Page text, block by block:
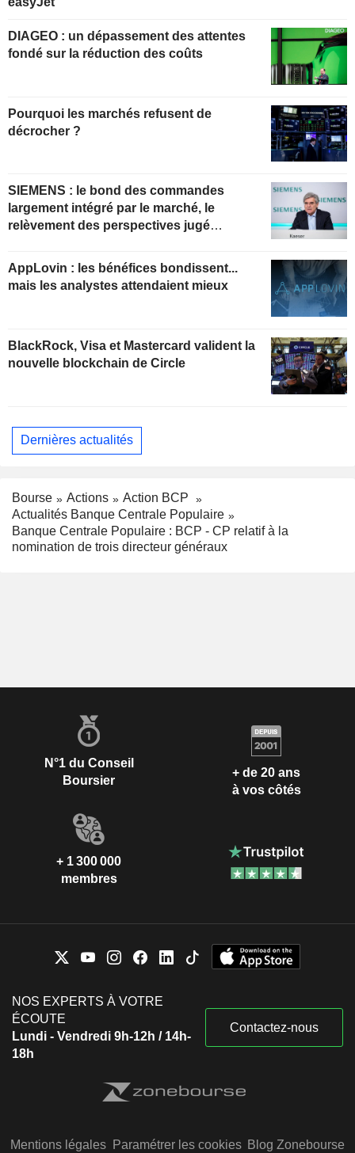
DIAGEO : un dépassement des attentes
fondé sur la réduction des coûts
Pourquoi les marchés refusent de
décrocher ?
SIEMENS : le bond des commandes
largement intégré par le marché, le
relèvement des perspectives jugé
actuelles
AppLovin : les bénéfices bondissent...
mais les analystes attendaient mieux
BlackRock, Visa et Mastercard valident la
nouvelle blockchain de Circle
Dernières actualités
Bourse Actions
Action BCP
Actualités Banque Centrale Populaire
Banque Centrale Populaire : BCP - CP relatif à la
nomination de trois directeur généraux
N°1 du Conseil
Boursier
+ de 20 ans
à vos côtés
+ 1 300 000
membres
NOS EXPERTS À VOTRE
ÉCOUTE
Lundi - Vendredi 9h-12h / 14h-
18h
Contactez-nous
Mentions légales Paramétrer les cookies Blog Zonebourse